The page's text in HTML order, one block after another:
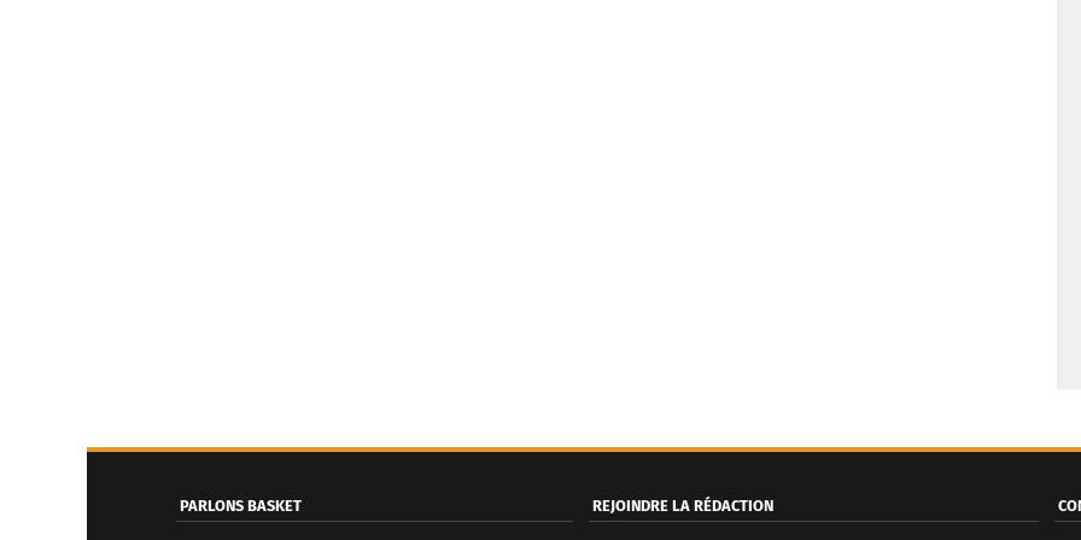
PARLONS BASKET REJOINDRE LA RÉDACTION